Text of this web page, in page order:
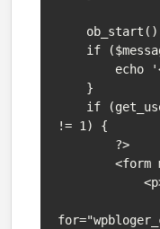
!= 1) {
        <form method="post">
            <p>